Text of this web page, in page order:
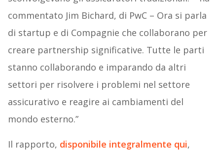
commentato Jim Bichard, di PwC – Ora si parla
di startup e di Compagnie che collaborano per
creare partnership significative. Tutte le parti
stanno collaborando e imparando da altri
settori per risolvere i problemi nel settore
assicurativo e reagire ai cambiamenti del
mondo esterno.”
Il rapporto, disponibile integralmente qui,